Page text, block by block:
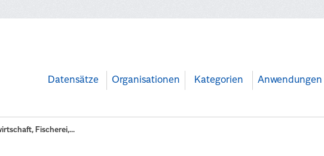
Datensätze Organisationen Kategorien Anwendungen
Fischerei,...